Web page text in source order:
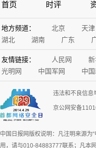
首页 时评
地方频道： 北京 天津
湖北
湖南 广东
友情链接： 人民网 新
光明网
中国军网 中
违法和不良信息
京公网安备
中国日报网版权说明：凡注明来源为
用，请与010-84883777联系；凡本